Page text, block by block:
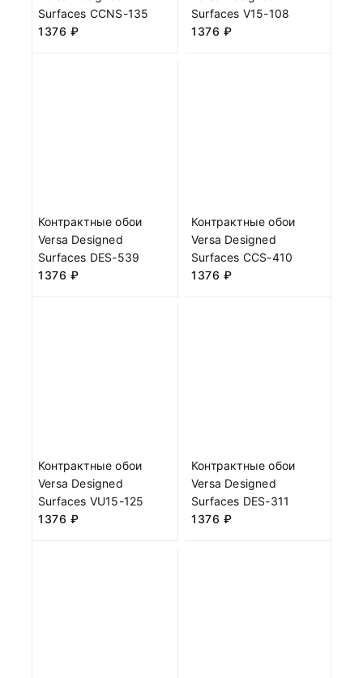
Surfaces CCNS-135
1376 ₽
Surfaces V15-108
1376 ₽
Контрактные обои
Versa Designed
Surfaces DES-539
1376 ₽
Контрактные обои
Versa Designed
Surfaces CCS-410
1376 ₽
Контрактные обои
Versa Designed
Surfaces VU15-125
1376 ₽
Контрактные обои
Versa Designed
Surfaces DES-311
1376 ₽